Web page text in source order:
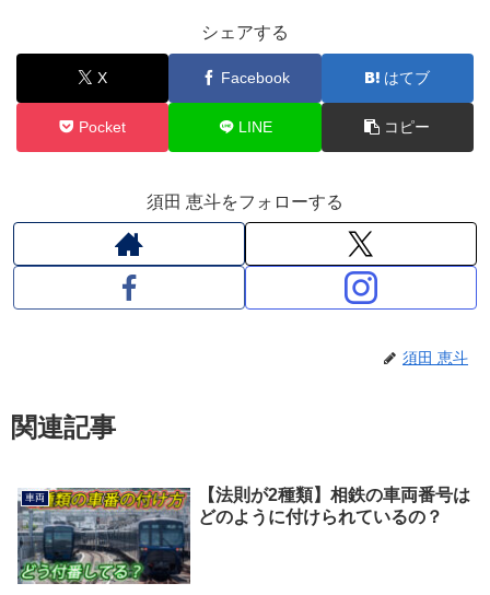
シェアする
X Facebook はてブ
Pocket LINE コピー
須田 恵斗をフォローする
須田 恵斗
関連記事
車両
【法則が2種類】相鉄の車両番号は
どのように付けられているの？